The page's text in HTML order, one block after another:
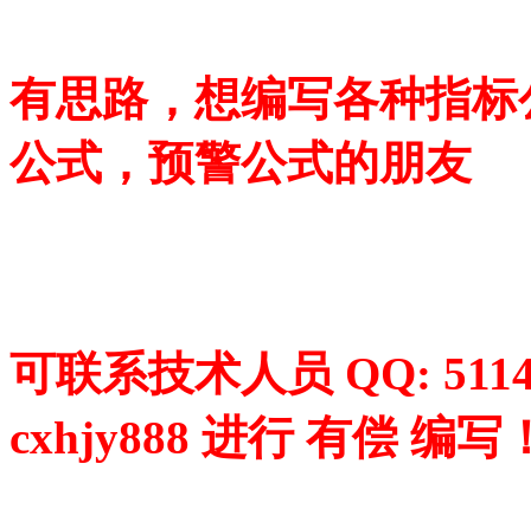
有思路，想编写各种指
公式，预警公式的朋友
可联系技术人员 QQ:
cxhjy888 进行 有偿 编写